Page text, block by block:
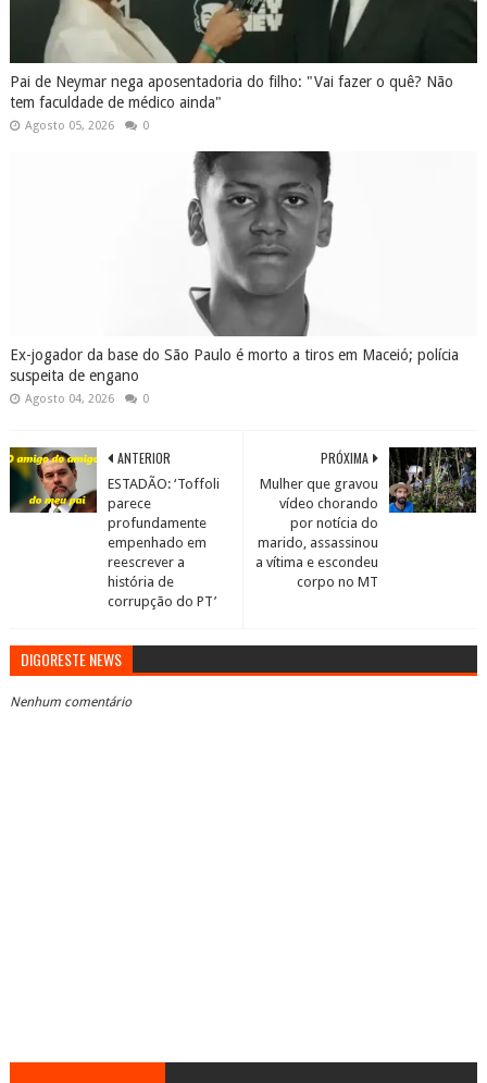
Pai de Neymar nega aposentadoria do filho: "Vai fazer o quê? Não
tem faculdade de médico ainda"
Agosto 05, 2026 0
Ex-jogador da base do São Paulo é morto a tiros em Maceió; polícia
suspeita de engano
Agosto 04, 2026 0
PRÓXIMA
Mulher que gravou
vídeo chorando
por notícia do
marido, assassinou
a vítima e escondeu
corpo no MT
ANTERIOR
ESTADÃO: ‘Toffoli
parece
profundamente
empenhado em
reescrever a
história de
corrupção do PT’
DIGORESTE NEWS
Nenhum comentário